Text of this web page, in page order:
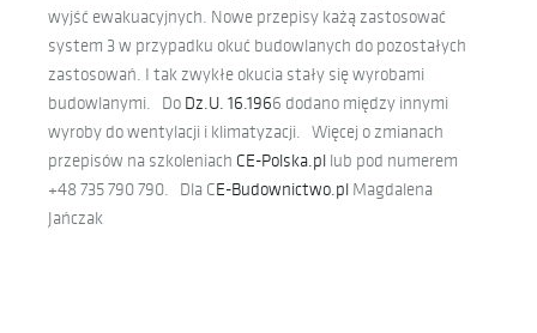
wyjść ewakuacyjnych. Nowe przepisy każą zastosować
system 3 w przypadku okuć budowlanych do pozostałych
zastosowań. I tak zwykłe okucia stały się wyrobami
budowlanymi. Do Dz.U. 16.1966 dodano między innymi
wyroby do wentylacji i klimatyzacji. Więcej o zmianach
przepisów na szkoleniach CE-Polska.pl lub pod numerem
+48 735 790 790. Dla CE-Budownictwo.pl Magdalena
Jańczak